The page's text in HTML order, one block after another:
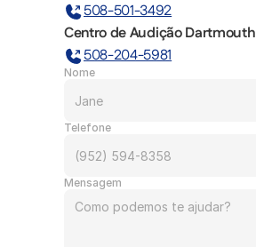
508-501-3492
Centro de Audição Dartmouth
508-204-5981
Nome
Telefone
Mensagem